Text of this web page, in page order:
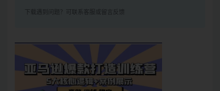
下载遇到问题？可联系客服或留言反馈